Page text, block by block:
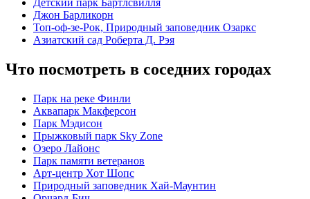
Детский парк Бартлсвилля
Джон Барликорн
Топ-оф-зе-Рок, Природный заповедник Озаркс
Азиатский сад Роберта Д. Рэя
Что посмотреть в соседних городах
Парк на реке Финли
Аквапарк Макферсон
Парк Мэдисон
Прыжковый парк Sky Zone
Озеро Лайонс
Парк памяти ветеранов
Арт-центр Хот Шопс
Природный заповедник Хай-Маунтин